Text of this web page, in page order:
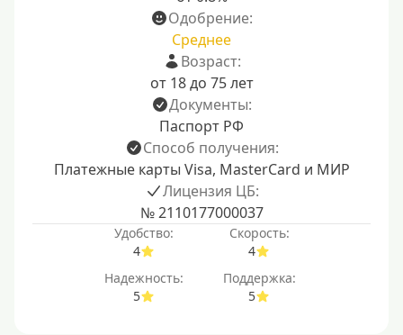
Одобрение:
Среднее
Возраст:
от 18 до 75 лет
Документы:
Паспорт РФ
Способ получения:
Платежные карты Visa, MasterCard и МИР
Лицензия ЦБ:
№ 2110177000037
Удобство:
4
Скорость:
4
Надежность:
5
Поддержка:
5